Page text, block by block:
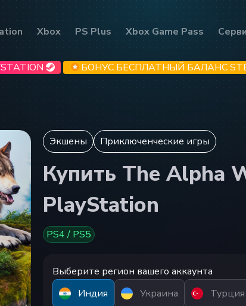
Xbox PS Plus Xbox Game Pass
БОНУС БЕСПЛАТНЫЙ БАЛАНС
Экшены Приключенческие игры
Купить The Alpha
PlayStation
PS4 / PS5
Выберите регион вашего аккаунта
Индия
Украина Турция